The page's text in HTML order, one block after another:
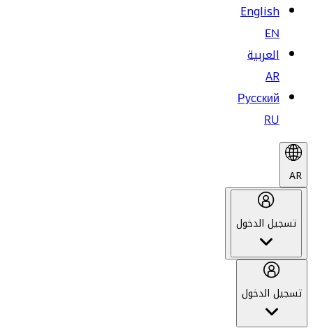
English
EN
العربية
AR
Русский
RU
AR
تسجيل الدخول
تسجيل الدخول